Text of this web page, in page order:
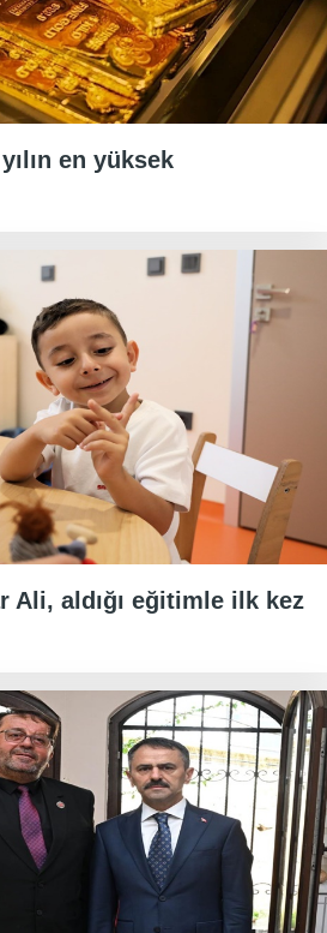
en yüksek
Ali, aldığı eğitimle ilk kez